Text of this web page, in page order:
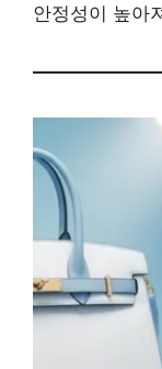
안정성이 높아